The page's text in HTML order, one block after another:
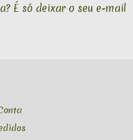
É só deixar o seu e-mail